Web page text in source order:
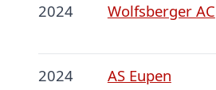
2024 Wolfsberger AC
2024 AS Eupen